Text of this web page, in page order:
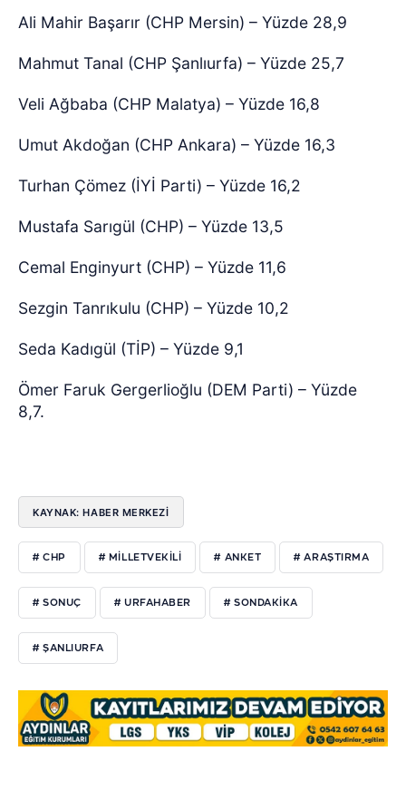
Ali Mahir Başarır (CHP Mersin) – Yüzde 28,9
Mahmut Tanal (CHP Şanlıurfa) – Yüzde 25,7
Veli Ağbaba (CHP Malatya) – Yüzde 16,8
Umut Akdoğan (CHP Ankara) – Yüzde 16,3
Turhan Çömez (İYİ Parti) – Yüzde 16,2
Mustafa Sarıgül (CHP) – Yüzde 13,5
Cemal Enginyurt (CHP) – Yüzde 11,6
Sezgin Tanrıkulu (CHP) – Yüzde 10,2
Seda Kadıgül (TİP) – Yüzde 9,1
Ömer Faruk Gergerlioğlu (DEM Parti) – Yüzde
8,7.
KAYNAK: HABER MERKEZI
# CHP # MİLLETVEKİLİ # ANKET # ARAŞTIRMA
# SONUÇ # URFAHABER # SONDAKİKA
# ŞANLIURFA